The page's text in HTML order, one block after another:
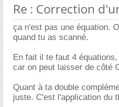
Re : Correction
ça n'est pas une équation.
quand tu as scanné.
En fait il te faut 4
car on peut laisser de côté
Quant à ta double
juste. C'est l'application du